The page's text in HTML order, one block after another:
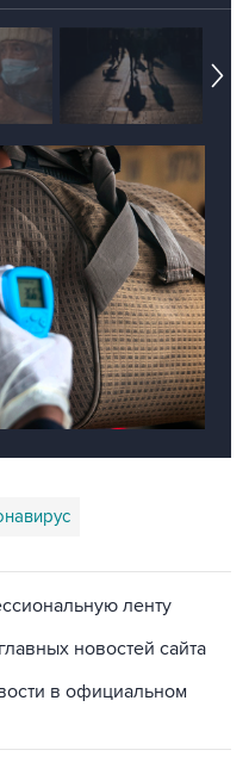
новостей сайта
в официальном